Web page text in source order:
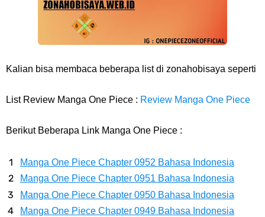
Enaknya Nagih
Arti Bendera Barbados, Negara Kepulauan Yang Terletak Di Kawasan
Dikunjungi Usopp
7 Fakta Ivankov One Piece, Orang Yang Mampu Menipu Sensor
Kalian bisa membaca beberapa list di zonahobisaya seperti
List Review Manga One Piece : Review Manga One Piece
Berikut Beberapa Link Manga One Piece :
Manga One Piece Chapter 0952 Bahasa Indonesia
Manga One Piece Chapter 0951 Bahasa Indonesia
Manga One Piece Chapter 0950 Bahasa Indonesia
Manga One Piece Chapter 0949 Bahasa Indonesia